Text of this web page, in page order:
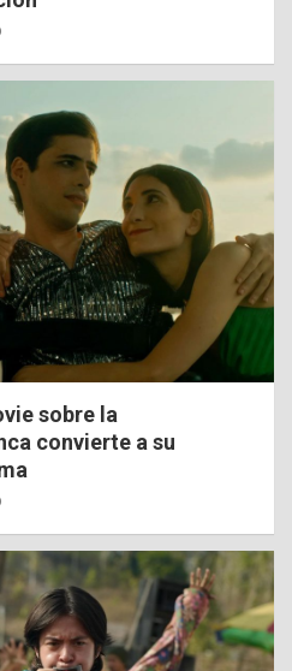
sobre la
convierte a su